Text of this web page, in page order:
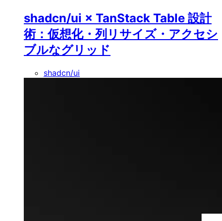
shadcn/ui × TanStack Table 設計
術：仮想化・列リサイズ・アクセシ
ブルなグリッド
shadcn/ui